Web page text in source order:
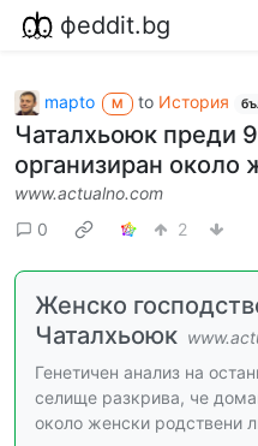
фeddit.bg
mapto M to История
Чаталхьоюк преди
организиран около
www.actualno.com
0
2
Женско
Чаталхьоюк
Генетичен анализ на
селище разкрива, че
около женски родствени